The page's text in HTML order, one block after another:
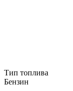
Тип топлива
Бензин